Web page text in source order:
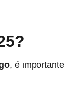
, é importante